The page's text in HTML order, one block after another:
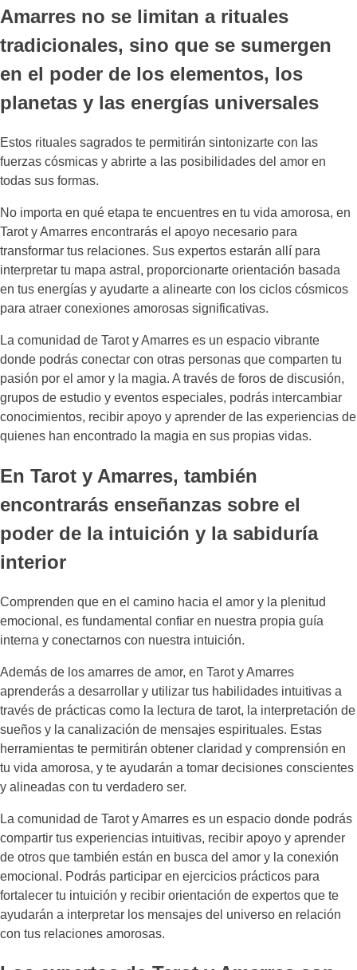
Amarres no se limitan a rituales
tradicionales, sino que se sumergen
en el poder de los elementos, los
planetas y las energías universales
Estos rituales sagrados te permitirán sintonizarte con las
fuerzas cósmicas y abrirte a las posibilidades del amor en
todas sus formas.
No importa en qué etapa te encuentres en tu vida amorosa, en
Tarot y Amarres encontrarás el apoyo necesario para
transformar tus relaciones. Sus expertos estarán allí para
interpretar tu mapa astral, proporcionarte orientación basada
en tus energías y ayudarte a alinearte con los ciclos cósmicos
para atraer conexiones amorosas significativas.
La comunidad de Tarot y Amarres es un espacio vibrante
donde podrás conectar con otras personas que comparten tu
pasión por el amor y la magia. A través de foros de discusión,
grupos de estudio y eventos especiales, podrás intercambiar
conocimientos, recibir apoyo y aprender de las experiencias de
quienes han encontrado la magia en sus propias vidas.
En Tarot y Amarres, también
encontrarás enseñanzas sobre el
poder de la intuición y la sabiduría
interior
Comprenden que en el camino hacia el amor y la plenitud
emocional, es fundamental confiar en nuestra propia guía
interna y conectarnos con nuestra intuición.
Además de los amarres de amor, en Tarot y Amarres
aprenderás a desarrollar y utilizar tus habilidades intuitivas a
través de prácticas como la lectura de tarot, la interpretación de
sueños y la canalización de mensajes espirituales. Estas
herramientas te permitirán obtener claridad y comprensión en
tu vida amorosa, y te ayudarán a tomar decisiones conscientes
y alineadas con tu verdadero ser.
La comunidad de Tarot y Amarres es un espacio donde podrás
compartir tus experiencias intuitivas, recibir apoyo y aprender
de otros que también están en busca del amor y la conexión
emocional. Podrás participar en ejercicios prácticos para
fortalecer tu intuición y recibir orientación de expertos que te
ayudarán a interpretar los mensajes del universo en relación
con tus relaciones amorosas.